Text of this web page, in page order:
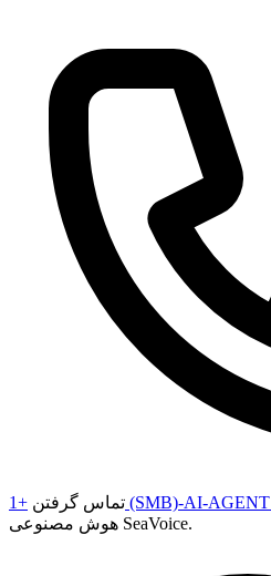
تماس گرفتن +1 (SMB)-AI-AGENT
هوش مصنوعی SeaVoice.